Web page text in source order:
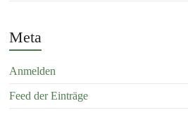
Meta
Anmelden
Feed der Einträge